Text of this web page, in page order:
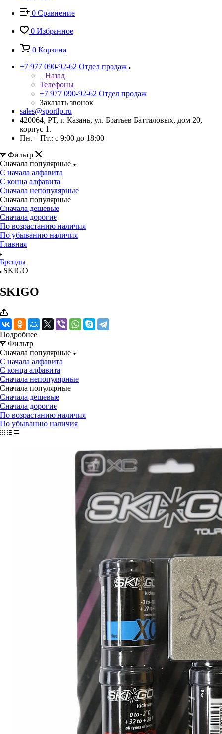
0 Сравнение
0 Избранное
0 Корзина
+7 977 090-92-62 Отдел продаж
Назад
Телефоны
+7 977 090-92-62 Отдел продаж
Заказать звонок
sales@sportlp.ru
420064, PT, г. Казань, ул. Братьев Батталовых, дом 20,
корпус 1.
Пн. – Пт.: с 9:00 до 18:00
Фильтр
Сначала популярные
С начала алфавита
С конца алфавита
Сначала непопулярные
Сначала популярные
Сначала дешевые
Сначала дорогие
По возрастанию наличия
По убыванию наличия
Главная
Бренды
SKIGO
SKIGO
Подробнее
Фильтр
Сначала популярные
С начала алфавита
С конца алфавита
Сначала непопулярные
Сначала популярные
Сначала дешевые
Сначала дорогие
По возрастанию наличия
По убыванию наличия